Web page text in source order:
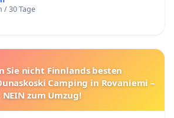
für Arbeitserziehung e.V
/ 30 Tage
Sie nicht Finnlands besten
Camping in Rovaniemi –
NEIN zum Umzug!